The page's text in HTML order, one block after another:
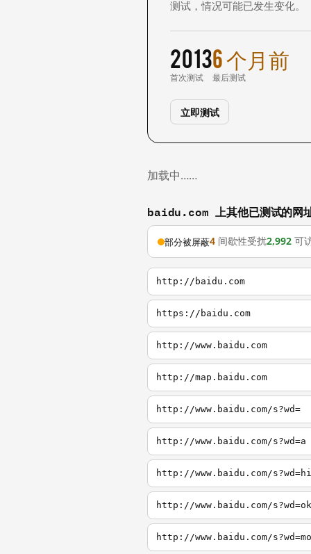
测试，情况可能已发生变化。
2013
首次测试
6 个月前
最后测试
立即测试
加载中……
baidu.com 上其他已测试的网
部分被屏蔽4 间歇性受扰2,992 可
http://baidu.com
https://baidu.com
http://www.baidu.com
http://map.baidu.com
http://www.baidu.com/s?wd=
http://www.baidu.com/s?wd=a
http://www.baidu.com/s?wd=hi
http://www.baidu.com/s?wd=ok
http://www.baidu.com/s?wd=mo